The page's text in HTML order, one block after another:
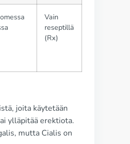
Vain
reseptillä
(Rx)
joita käytetään
ylläpitää erektiota.
mutta Cialis on